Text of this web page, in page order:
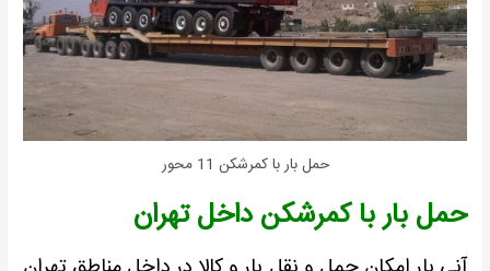
حمل بار با کمرشکن 11 محور
بار با کمرشکن داخل تهران